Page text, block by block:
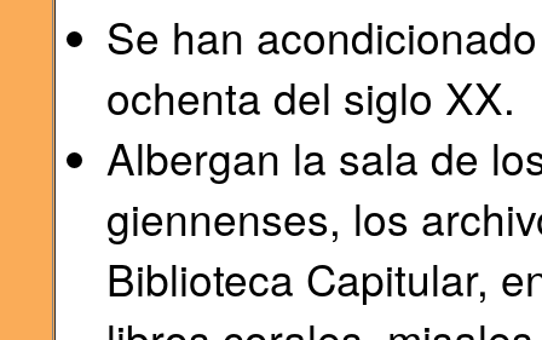
Se han
ochenta del siglo XX.
Albergan la sala de
giennenses, los
Biblioteca Capitular,